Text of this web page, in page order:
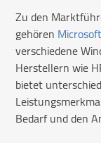
Zu den
gehören
verschiedene
Herstellern wie
bietet
Bedarf und den